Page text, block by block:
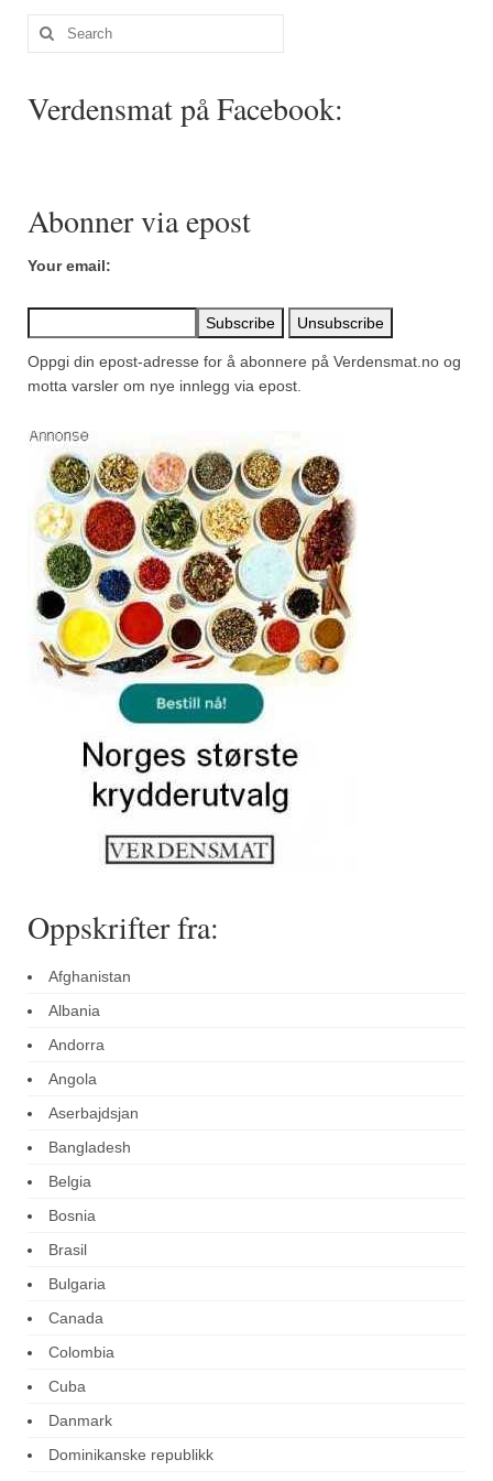
Ñora
Norsk fjordkrydder
Parisisk pepper
Piment d’Espelette
Purreløk (tørket)
Quatre épices
Salvie
Sar (bønneurt)
Selleriblader
Smaken av skog
Tapaskrydder
Tomatflak
Kontakt oss
Nettbutikk
Search
for:
Verdensmat på Facebook:
Abonner via epost
Your email:
Oppgi din epost-adresse for å abonnere på Verdensmat.no og
motta varsler om nye innlegg via epost.
Oppskrifter fra:
Afghanistan
Albania
Andorra
Angola
Aserbajdsjan
Bangladesh
Belgia
Bosnia
Brasil
Bulgaria
Canada
Colombia
Cuba
Danmark
Dominikanske republikk